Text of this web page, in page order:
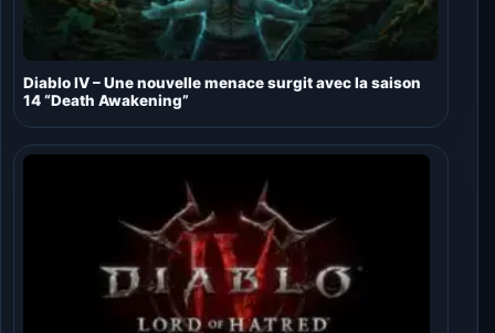
Diablo IV – Une nouvelle menace surgit avec la saison
14 “Death Awakening”